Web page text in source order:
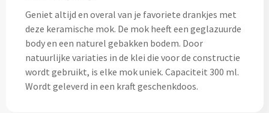
Wijngeschenken bedrukken
Drinksets bedrukken
Cocktailsets bedrukken
Geniet altijd en overal van je favoriete drankjes met
deze keramische mok. De mok heeft een geglazuurde
body en een naturel gebakken bodem. Door
natuurlijke variaties in de klei die voor de constructie
wordt gebruikt, is elke mok uniek. Capaciteit 300 ml.
Wordt geleverd in een kraft geschenkdoos.